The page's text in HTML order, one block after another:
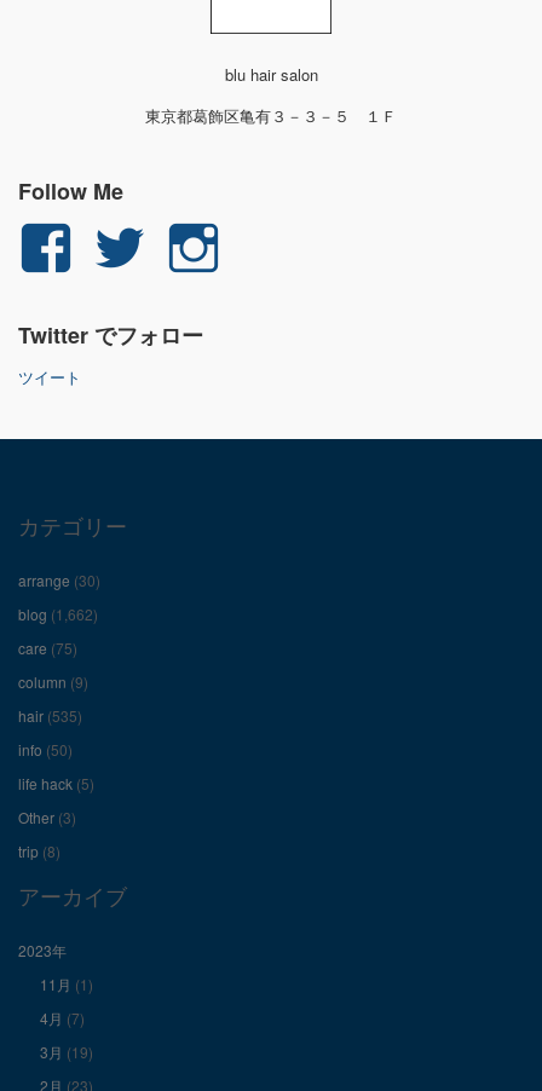
blu hair salon
東京都葛飾区亀有３－３－５ １Ｆ
Follow Me
yuichi.fujita.351
ん
ロ
フ
ィ
ー
ル
を
Facebook
で
示
yu_1_fjt
ん
Twitter でフォロー
ツイート
カテゴリー
arrange (30)
blog (1,662)
care (75)
column (9)
hair (535)
info (50)
life hack (5)
Other (3)
trip (8)
アーカイブ
2023年
11月 (1)
4月 (7)
3月 (19)
2月 (23)